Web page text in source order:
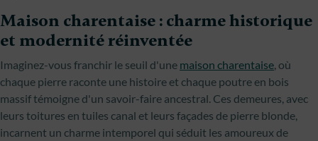
Maison charentaise : charme historique
et modernité réinventée
Imaginez-vous franchir le seuil d'une maison charentaise , où
chaque pierre raconte une histoire et chaque poutre en bois
massif témoigne d'un savoir-faire ancestral. Ces demeures, avec
leurs toitures en tuiles canal et leurs façades de pierre blonde,
incarnent un charme intemporel qui séduit les amoureux de